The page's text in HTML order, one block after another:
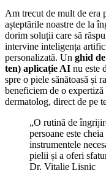
Am trecut de mult de era
așteptările noastre de la
dorim soluții care să
intervine inteligența
personalizată. Un ghid
ten) aplicație AI nu este
spre o piele sănătoasă și
beneficiem de o
dermatolog, direct de pe
„O rutină de
persoane este
instrumentele
pielii și a oferi
Dr. Vitalie Lisnic